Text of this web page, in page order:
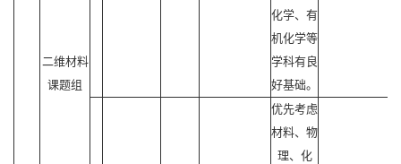
二维材料
课题组
化学、有
机化学等
学科有良
好基础。
优先考虑
材料、物
理、化